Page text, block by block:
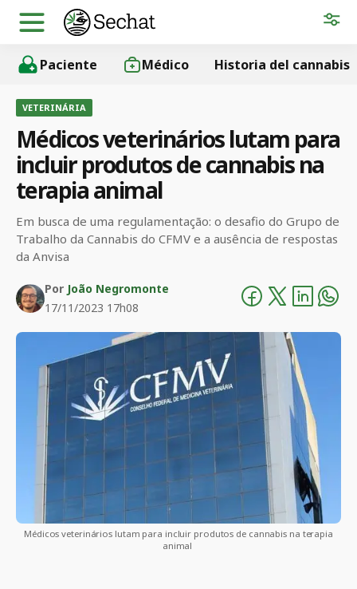
Paciente Médico Historia del cannabis
VETERINÁRIA
Médicos veterinários lutam para
incluir produtos de cannabis na
terapia animal
Em busca de uma regulamentação: o desafio do Grupo de
Trabalho da Cannabis do CFMV e a ausência de respostas
da Anvisa
Por João Negromonte
17/11/2023 17h08
Médicos veterinários lutam para incluir produtos de cannabis na terapia
animal